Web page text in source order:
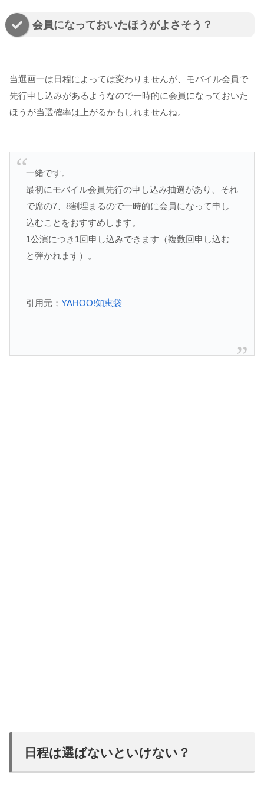
会員になっておいたほうがよさそう？
当選画一は日程によっては変わりませんが、モバイル会員で
先行申し込みがあるようなので一時的に会員になっておいた
ほうが当選確率は上がるかもしれませんね。
一緒です。
最初にモバイル会員先行の申し込み抽選があり、それ
で席の7、8割埋まるので一時的に会員になって申し
込むことをおすすめします。
1公演につき1回申し込みできます（複数回申し込む
と弾かれます）。
引用元； YAHOO!知恵袋
日程は選ばないといけない？